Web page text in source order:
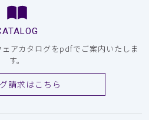
アカタログをpdfでご案内いたしま
す。
請求はこちら